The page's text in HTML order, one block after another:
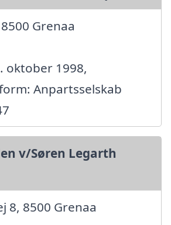
Grenaa
oktober 1998,
Anpartsselskab
v/Søren Legarth
8, 8500 Grenaa